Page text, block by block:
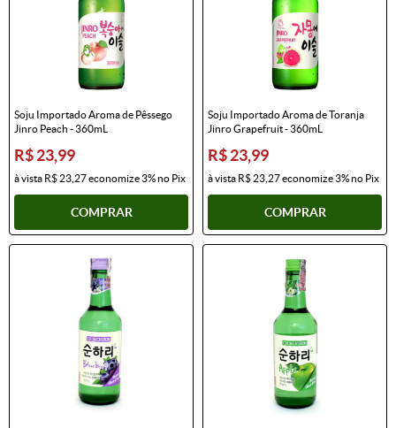
Soju Importado Aroma de Pêssego
Jinro Peach - 360mL
R$ 23,99
à vista R$ 23,27economize3%no Pix
COMPRAR
Soju Importado Aroma de Toranja
Jinro Grapefruit - 360mL
R$ 23,99
à vista R$ 23,27economize3%no Pix
COMPRAR